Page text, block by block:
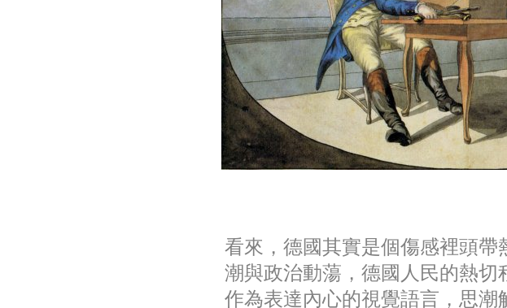
看來，德國其實是個傷感裡頭
潮與政治動蕩，德國人民的熱
作為表達內心的視覺語言，思